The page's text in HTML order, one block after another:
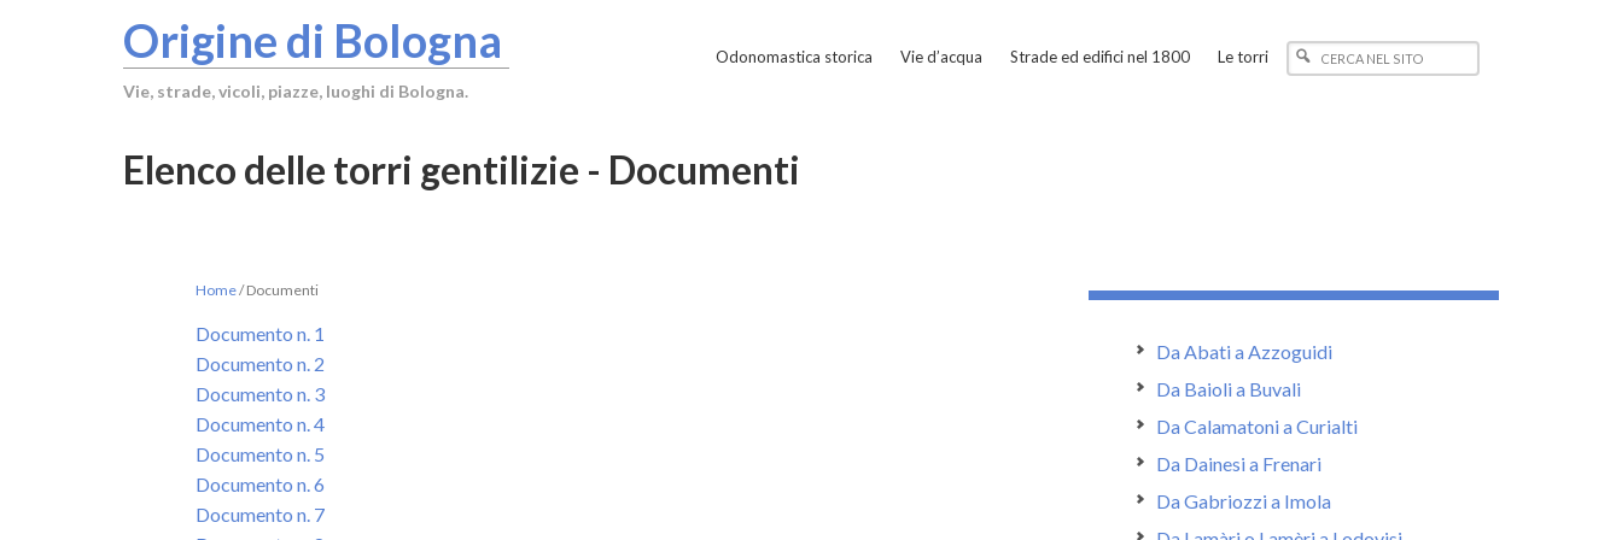
Origine di Bologna
Vie, strade, vicoli, piazze, luoghi di Bologna.
Odonomastica storica Vie d’acqua Strade ed edifici nel 1800 Le torri
Elenco delle torri gentilizie - Documenti
Home/Documenti
Documento n. 1
Documento n. 2
Documento n. 3
Documento n. 4
Documento n. 5
Documento n. 6
Documento n. 7
Da Abati a Azzoguidi
Da Baioli a Buvali
Da Calamatoni a Curialti
Da Dainesi a Frenari
Da Gabriozzi a Imola